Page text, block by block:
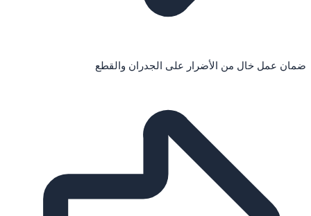
ضمان عمل خال من الأضرار على الجدران والقطع